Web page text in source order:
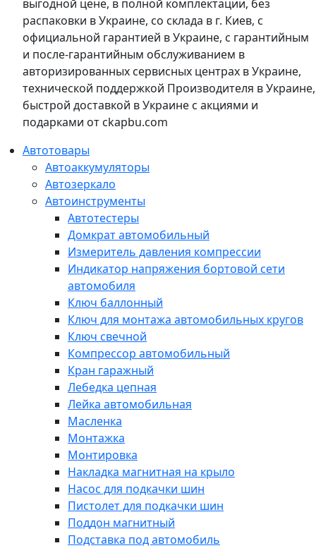
выгодной цене, в полной комплектации, без
распаковки в Украине, со склада в г. Киев, с
официальной гарантией в Украине, с гарантийным
и после-гарантийным обслуживанием в
авторизированных сервисных центрах в Украине,
технической поддержкой Производителя в Украине,
быстрой доставкой в Украине с акциями и
подарками от ckapbu.com
Автотовары
Автоаккумуляторы
Автозеркало
Автоинструменты
Автотестеры
Домкрат автомобильный
Измеритель давления компрессии
Индикатор напряжения бортовой сети
автомобиля
Ключ баллонный
Ключ для монтажа автомобильных кругов
Ключ свечной
Компрессор автомобильный
Кран гаражный
Лебедка цепная
Лейка автомобильная
Масленка
Монтажка
Монтировка
Накладка магнитная на крыло
Насос для подкачки шин
Пистолет для подкачки шин
Поддон магнитный
Подставка под автомобиль